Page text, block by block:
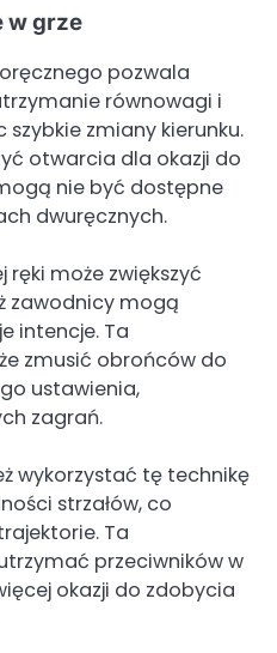
w grze
pozwala
równowagi i
zmiany kierunku.
otwarcia dla okazji do
nie być dostępne
dwuręcznych.
ręki może zwiększyć
zawodnicy mogą
intencje. Ta
zmusić obrońców do
ustawienia,
zagrań.
wykorzystać tę technikę
strzałów, co
Ta
przeciwników w
okazji do zdobycia